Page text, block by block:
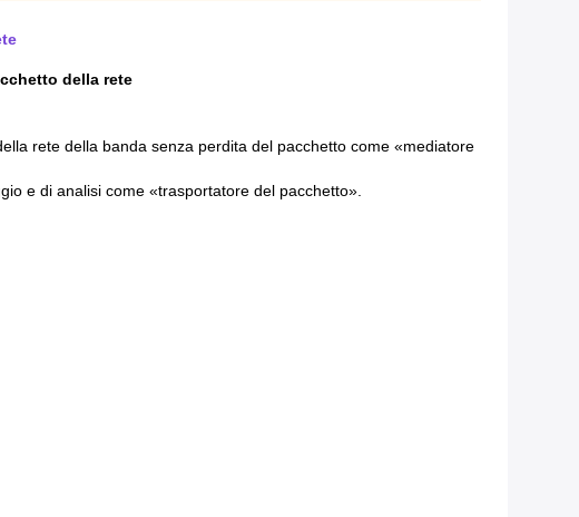
della rete
rete della banda senza perdita del pacchetto come «mediatore
e di analisi come «trasportatore del pacchetto».